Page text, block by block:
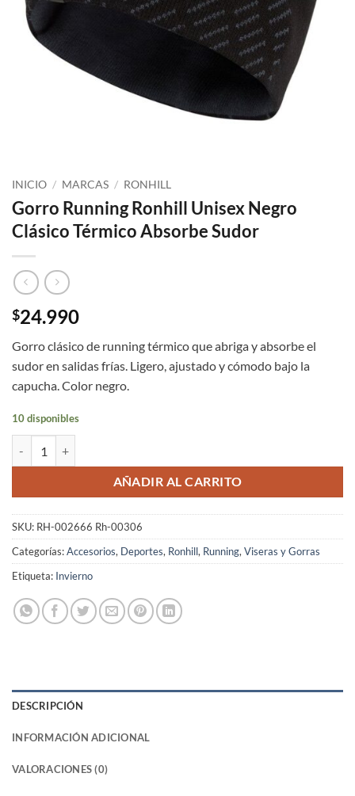
INICIO / MARCAS / RONHILL
Gorro Running Ronhill Unisex Negro
Clásico Térmico Absorbe Sudor
$24.990
Gorro clásico de running térmico que abriga y absorbe el
sudor en salidas frías. Ligero, ajustado y cómodo bajo la
capucha. Color negro.
10 disponibles
AÑADIR AL CARRITO
SKU: RH-002666 Rh-00306
Categorías:Accesorios, Deportes, Ronhill, Running, Viseras y Gorras
Etiqueta: Invierno
DESCRIPCIÓN
INFORMACIÓN ADICIONAL
VALORACIONES (0)